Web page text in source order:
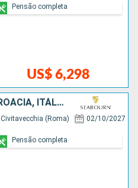
US$ 6,298
Pensão completa
MALTA, MONTENEGRO, CROÁCIA, ITÁLIA
Civitavecchia (Roma) 02/10/2027
Pensão completa